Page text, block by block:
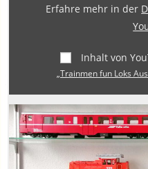
anzeigen
Erfahre mehr in der
Inhalt von
„Trainmen fun Loks